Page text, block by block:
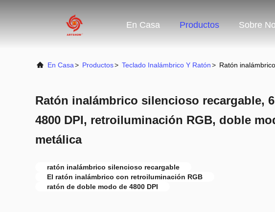
En Casa Productos Sobre
En Casa> Productos> Teclado Inalámbrico Y Ratón> Ratón
Ratón inalámbrico silencioso recargable,
4800 DPI, retroiluminación RGB, doble
metálica
ratón inalámbrico silencioso recargable
El ratón inalámbrico con retroiluminación RGB
ratón de doble modo de 4800 DPI